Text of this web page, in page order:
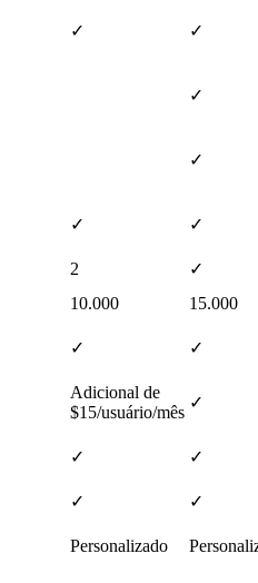
✓ ✓
✓
✓
✓ ✓
2
✓
10.000
15.000
✓
✓
Adicional de
$15/usuário/mês
✓
✓
✓
✓
✓
Personalizado